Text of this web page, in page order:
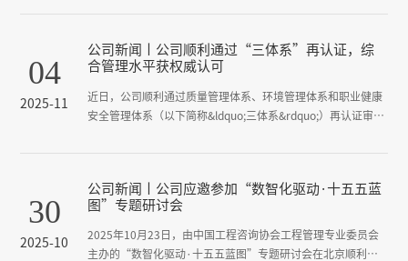
04
2025-11
公司新闻丨公司顺利通过“三体系”再认证，综
合管理水平获权威认可
近日，公司顺利通过质量管理体系、环境管理体系和职业健康
安全管理体系（以下简称&ldquo;三体系&rdquo;）再认证审
标准化管理工作的充分肯定，也表明公司在提升核心竞争力、
实现可持续发展方面取得了实质性的进展。审核期间，审核...
30
2025-10
公司新闻丨公司应邀参加“数智化驱动·十五五蓝
图”专题研讨会
2025年10月23日，由中国工程咨询协会工程管理专业委员会
主办的“数智化驱动·十五五蓝图”专题研讨会在北京顺利召